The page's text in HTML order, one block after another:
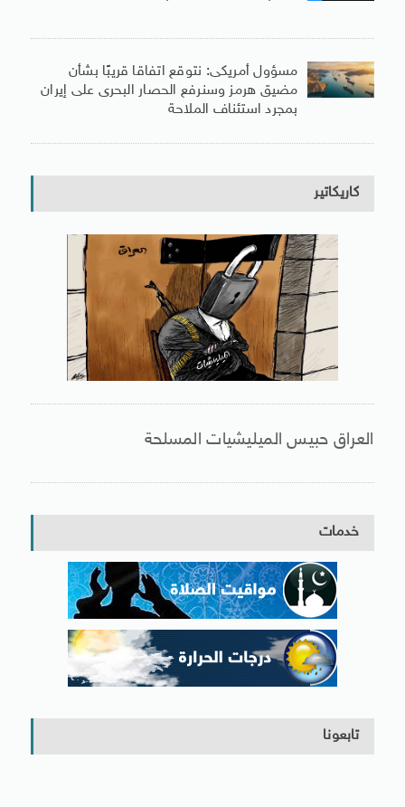
مسؤول أمريكى: نتوقع اتفاقا قريبًا بشأن
مضيق هرمز وسنرفع الحصار البحرى على إيران
بمجرد استئناف الملاحة
كاريكاتير
العراق حبيس الميليشيات المسلحة
خدمات
تابعونا